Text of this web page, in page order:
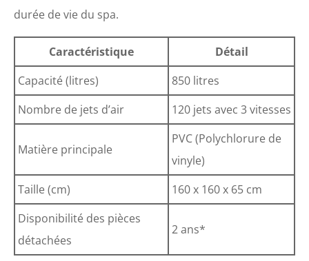
durée de vie du spa.
Caractéristique
Détail
Capacité (litres)
850 litres
Nombre de jets d’air
120 jets avec 3 vitesses
Matière principale
PVC (Polychlorure de
vinyle)
Taille (cm)
160 x 160 x 65 cm
Disponibilité des pièces
détachées
2 ans*